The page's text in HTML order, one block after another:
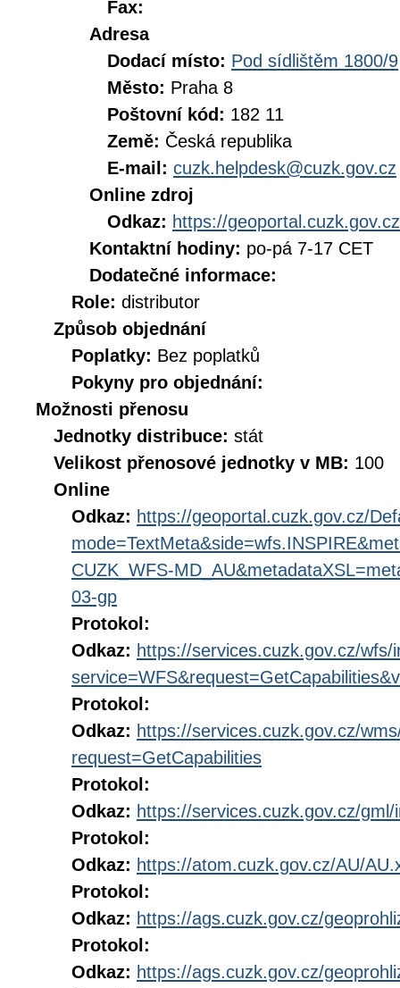
Fax:
Adresa
Dodací místo: Pod sídlištěm 1800/9
Město: Praha 8
Poštovní kód: 182 11
Země: Česká republika
E-mail: cuzk.helpdesk@cuzk.gov.cz
Online zdroj
Odkaz: https://geoportal.cuzk.gov.cz
Kontaktní hodiny: po-pá 7-17 CET
Dodatečné informace:
Role: distributor
Způsob objednání
Poplatky: Bez poplatků
Pokyny pro objednání:
Možnosti přenosu
Jednotky distribuce: stát
Velikost přenosové jednotky v MB: 100
Online
Odkaz: https://geoportal.cuzk.gov.cz/
CUZK_WFS-
03-gp
Protokol:
Odkaz: https://services.cuzk.gov.cz/wfs/
Protokol:
Odkaz: https://services.cuzk.gov.cz/
request=GetCapabilities
Protokol:
Odkaz: https://services.cuzk.gov.cz/gml/
Protokol:
Odkaz: https://atom.cuzk.gov.cz/AU/
Protokol:
Odkaz: https://ags.cuzk.gov.cz/
Protokol:
Odkaz: https://ags.cuzk.gov.cz/